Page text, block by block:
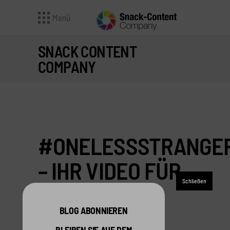
Menü
SNACK CONTENT
COMPANY
– IHR VIDEO FÜR
BLOG ABONNIEREN